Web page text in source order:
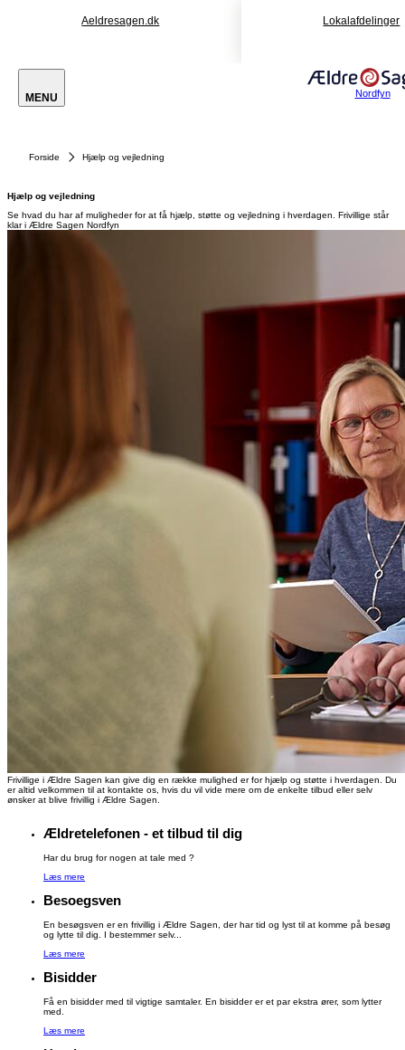
Aeldresagen.dk Lokalafdelinger
MENU Nordfyn
Forside Hjælp og vejledning
Hjælp og vejledning
Se hvad du har af muligheder for at få hjælp, støtte og vejledning i hverdagen. Frivillige står
klar i Ældre Sagen Nordfyn
Frivillige i Ældre Sagen kan give dig en række mulighed er for hjælp og støtte i hverdagen. Du
er altid velkommen til at kontakte os, hvis du vil vide mere om de enkelte tilbud eller selv
ønsker at blive frivillig i Ældre Sagen.
Ældretelefonen - et tilbud til dig
Har du brug for nogen at tale med ?
Læs mere
Besoegsven
En besøgsven er en frivillig i Ældre Sagen, der har tid og lyst til at komme på besøg
og lytte til dig. I bestemmer selv...
Læs mere
Bisidder
Få en bisidder med til vigtige samtaler. En bisidder er et par ekstra ører, som lytter
med.
Læs mere